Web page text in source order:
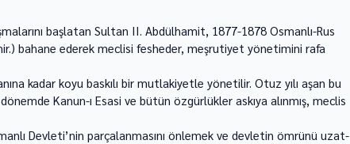
başlatan Sultan II. Abdülhamit, 1877-1878 Osmanlı-Rus
bahane ederek meclisi fesheder, meşrutiyet yönetimini rafa
kadar koyu baskılı bir mutlakiyetle yönetilir. Otuz yılı aşan bu
Kanun-ı Esasi ve bütün özgürlükler askı­ya alınmış, meclis
Devleti’nin parçalan­masını önlemek ve devletin ömrünü uzat­